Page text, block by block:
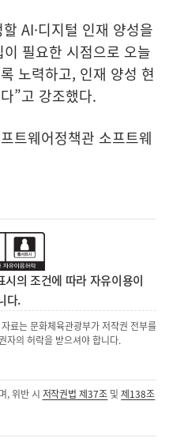
AI·디지털 인재 양성을
필요한 시점으로 오늘
노력하고, 인재 양성 현
”고 강조했다.
트웨어정책관 소프트웨
의 조건에 따라 자유이용이
다.
료는 문화체육관광부가 저작권 전부를
자의 허락을 받으셔야 합니다.
, 위반 시 저작권법 제37조 및제138조